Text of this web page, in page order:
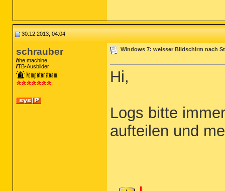
30.12.2013, 04:04
schrauber
the machine
TB-Ausbilder
Windows 7: weisser Bildschirm nach
Hi,
Logs bitte
aufteilen und